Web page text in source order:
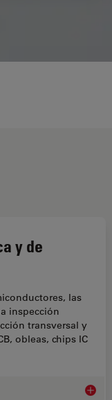
y de
las
inspección
transversal y
obleas, chips IC